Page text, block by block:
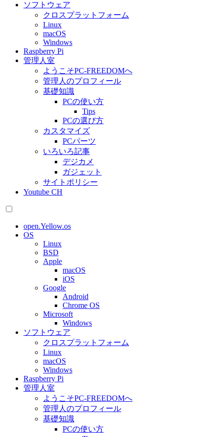
ソフトウェア
クロスプラットフォーム
Linux
macOS
Windows
Raspberry Pi
管理人室
ようこそPC-FREEDOMへ
管理人のプロフィール
基礎知識
PCの使い方
Tips
PCの選び方
カスタマイズ
PCパーツ
いろいろ記事
デジカメ
ガジェット
サイトポリシー
Youtube CH
open.Yellow.os
OS
Linux
BSD
Apple
macOS
iOS
Google
Android
Chrome OS
Microsoft
Windows
ソフトウェア
クロスプラットフォーム
Linux
macOS
Windows
Raspberry Pi
管理人室
ようこそPC-FREEDOMへ
管理人のプロフィール
基礎知識
PCの使い方